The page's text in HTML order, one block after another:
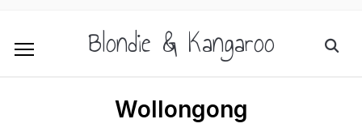
Blondie & Kangaroo
Wollongong